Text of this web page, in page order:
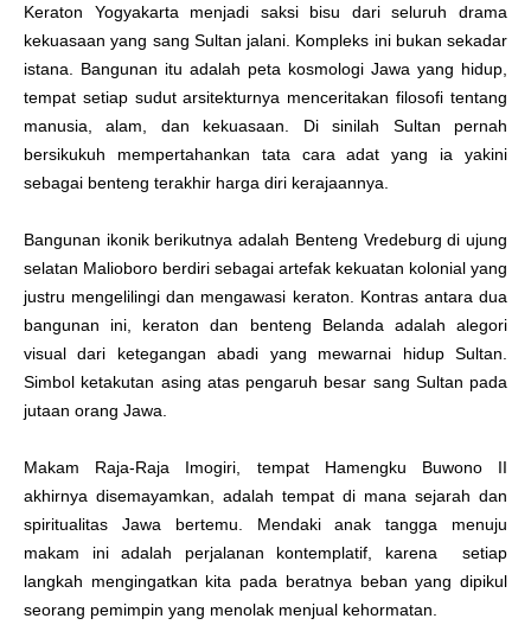
Keraton Yogyakarta menjadi saksi bisu dari seluruh drama
kekuasaan yang sang Sultan jalani. Kompleks ini bukan sekadar
istana. Bangunan itu adalah peta kosmologi Jawa yang hidup,
tempat setiap sudut arsitekturnya menceritakan filosofi tentang
manusia, alam, dan kekuasaan. Di sinilah Sultan pernah
bersikukuh mempertahankan tata cara adat yang ia yakini
sebagai benteng terakhir harga diri kerajaannya.
Bangunan ikonik berikutnya adalah Benteng Vredeburg di ujung
selatan Malioboro berdiri sebagai artefak kekuatan kolonial yang
justru mengelilingi dan mengawasi keraton. Kontras antara dua
bangunan ini, keraton dan benteng Belanda adalah alegori
visual dari ketegangan abadi yang mewarnai hidup Sultan.
Simbol ketakutan asing atas pengaruh besar sang Sultan pada
jutaan orang Jawa.
Makam Raja-Raja Imogiri, tempat Hamengku Buwono II
akhirnya disemayamkan, adalah tempat di mana sejarah dan
spiritualitas Jawa bertemu. Mendaki anak tangga menuju
makam ini adalah perjalanan kontemplatif, karena setiap
langkah mengingatkan kita pada beratnya beban yang dipikul
seorang pemimpin yang menolak menjual kehormatan.